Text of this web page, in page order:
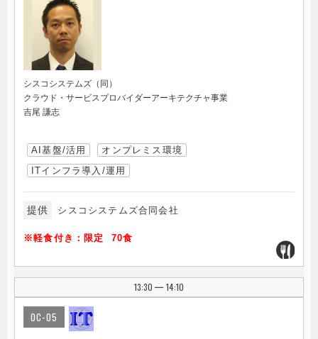
シスコシステムズ（同）
クラウド・サービスプロバイダーアーキテクチャ事業
吉尾 謙志
AI基盤/活用
オンプレミス環境
ITインフラ導入/運用
提供 シスコシステムズ合同会社
※軽食付き：限定 70食
13:30 | 14:10
OC-05